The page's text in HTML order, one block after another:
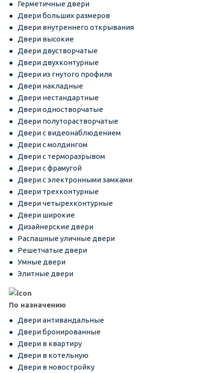
Герметичные двери
Двери больших размеров
Двери внутреннего открывания
Двери высокие
Двери двустворчатые
Двери двухконтурные
Двери из гнутого профиля
Двери накладные
Двери нестандартные
Двери одностворчатые
Двери полуторастворчатые
Двери с видеонаблюдением
Двери с молдингом
Двери с терморазрывом
Двери с фрамугой
Двери с электронными замками
Двери трехконтурные
Двери четырехконтурные
Двери широкие
Дизайнерские двери
Распашные уличные двери
Решетчатые двери
Умные двери
Элитные двери
По назначению
Двери антивандальные
Двери бронированные
Двери в квартиру
Двери в котельную
Двери в новостройку